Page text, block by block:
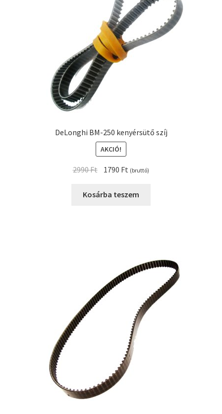
DeLonghi BM-250 kenyérsütő szíj
AKCIÓ!
2990Ft Original
was:
1790 Ft Current
is:
(bruttó)
Kosárba teszem